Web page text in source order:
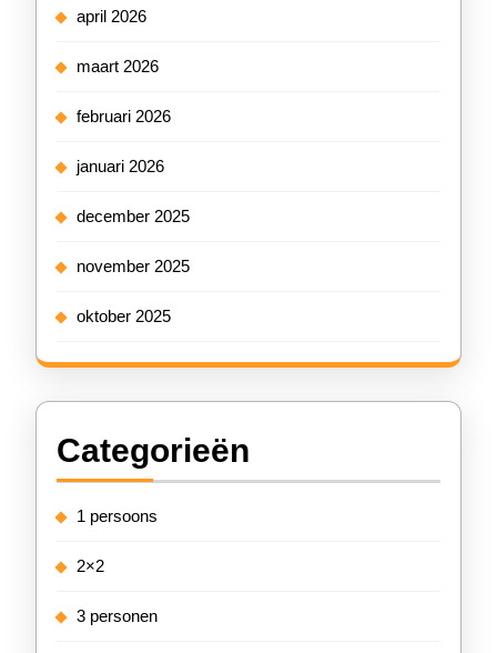
april 2026
maart 2026
februari 2026
januari 2026
december 2025
november 2025
oktober 2025
Categorieën
1 persoons
2×2
3 personen